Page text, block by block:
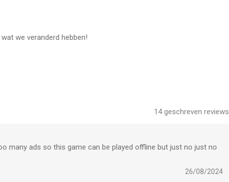
vallen en obstakels!
op de proef! Laat aub je beoordeling achter, zodat we het spel
abonnement:
munten en 30 gratis hamers per dag, en geniet u van een 100%
tegen het gekozen tarief, afhankelijk van het type abonnement
worden gebracht bij de aankoopbevestiging
verlengen tenminste 24 uur voor het einde van de
we veranderd hebben!
14geschreven reviews
many ads so this game can be played offline but just no just no
26/08/2024